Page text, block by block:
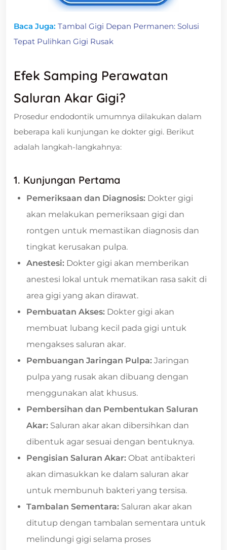
Baca Juga: Tambal Gigi Depan Permanen: Solusi
Tepat Pulihkan Gigi Rusak
Efek Samping Perawatan
Saluran Akar Gigi?
Prosedur endodontik umumnya dilakukan dalam
beberapa kali kunjungan ke dokter gigi. Berikut
adalah langkah-langkahnya:
1. Kunjungan Pertama
Pemeriksaan dan Diagnosis: Dokter gigi
akan melakukan pemeriksaan gigi dan
rontgen untuk memastikan diagnosis dan
tingkat kerusakan pulpa.
Anestesi: Dokter gigi akan memberikan
anestesi lokal untuk mematikan rasa sakit di
area gigi yang akan dirawat.
Pembuatan Akses: Dokter gigi akan
membuat lubang kecil pada gigi untuk
mengakses saluran akar.
Pembuangan Jaringan Pulpa: Jaringan
pulpa yang rusak akan dibuang dengan
menggunakan alat khusus.
Pembersihan dan Pembentukan Saluran
Akar: Saluran akar akan dibersihkan dan
dibentuk agar sesuai dengan bentuknya.
Pengisian Saluran Akar: Obat antibakteri
akan dimasukkan ke dalam saluran akar
untuk membunuh bakteri yang tersisa.
Tambalan Sementara: Saluran akar akan
ditutup dengan tambalan sementara untuk
melindungi gigi selama proses